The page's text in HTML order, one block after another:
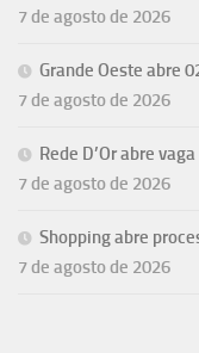
7 de agosto de 2026
Grande Oeste abre
7 de agosto de 2026
Rede D’Or abre
7 de agosto de 2026
Shopping abre
7 de agosto de 2026